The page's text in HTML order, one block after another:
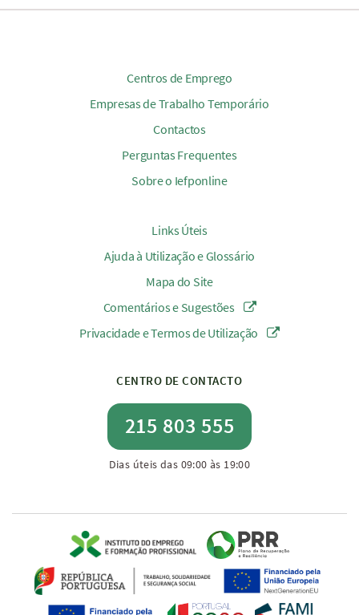
Centros de Emprego
Empresas de Trabalho Temporário
Contactos
Perguntas Frequentes
Sobre o Iefponline
Links Úteis
Ajuda à Utilização e Glossário
Mapa do Site
Comentários e Sugestões
Privacidade e Termos de Utilização
CENTRO DE CONTACTO
215 803 555
Dias úteis das 09:00 às 19:00